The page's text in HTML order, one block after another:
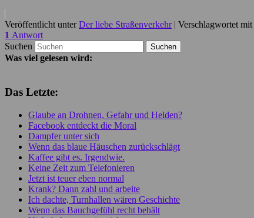
Veröffentlicht unter Der liebe Straßenverkehr | Verschlagwortet mit
1 Antwort
Suchen
Was viel gelesen wird:
Das Letzte:
Glaube an Drohnen, Gefahr und Helden?
Facebook entdeckt die Moral
Dampfer unter sich
Wenn das blaue Häuschen zurückschlägt
Kaffee gibt es. Irgendwie.
Keine Zeit zum Telefonieren
Jetzt ist teuer eben normal
Krank? Dann zahl und arbeite
Ich dachte, Turnhallen wären Geschichte
Wenn das Bauchgefühl recht behält